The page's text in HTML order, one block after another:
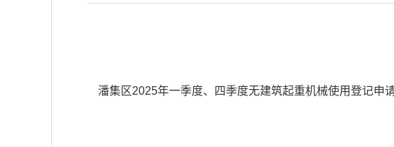
潘集区2025年一季度、四季度无建筑起重机械使用登记申